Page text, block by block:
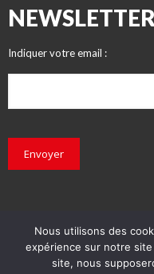
NEWSLETTER
Indiquer votre email :
Envoyer
© INITIATIVES
Nous utilisons des
expérience sur notre
site, nous